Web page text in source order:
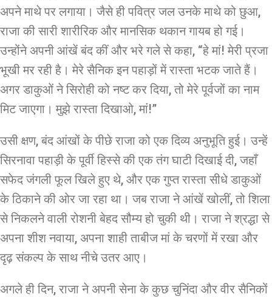
अपने माथे पर लगाया। जैसे ही पवित्र जल उनके माथे को छुआ,
राजा की सारी शारीरिक और मानसिक थकान गायब हो गई।
उन्होंने अपनी आंखें बंद कीं और भरे गले से कहा, “हे मां! मेरी प्रजा
भूखी मर रही है। मेरे सैनिक इन पहाड़ों में रास्ता भटक जाते हैं।
अगर डाकुओं ने सिरोही को नष्ट कर दिया, तो मेरे पूर्वजों का नाम
मिट जाएगा। मुझे रास्ता दिखाओ, मां!”
उसी क्षण, बंद आंखों के पीछे राजा को एक दिव्य अनुभूति हुई। उन्हें
सिरनावा पहाड़ी के पूर्वी हिस्से की एक तंग घाटी दिखाई दी, जहाँ
सफेद जंगली फूल खिले हुए थे, और एक गुप्त रास्ता सीधे डाकुओं
के ठिकाने की ओर जा रहा था। जब राजा ने आंखें खोलीं, तो शिला
से निकलने वाली रोशनी बेहद सौम्य हो चुकी थी। राजा ने श्रद्धा से
अपना शीश नवाया, अपना शाही ताबीज मां के चरणों में रखा और
दृढ़ संकल्प के साथ नीचे उतर आए।
अगले ही दिन, राजा ने अपनी सेना के कुछ चुनिंदा और वीर सैनिकों